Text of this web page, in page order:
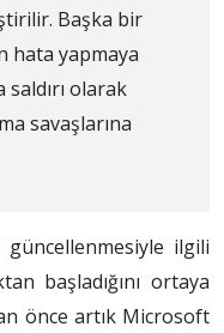
Başka bir
hata yapmaya
saldırı olarak
savaşlarına
ilgili
başladığını ortaya
önce artık Microsoft